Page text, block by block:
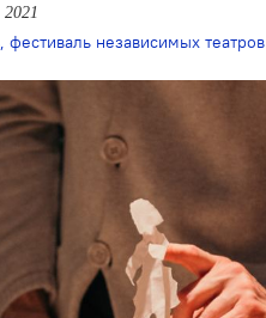
, фестиваль независимых театров